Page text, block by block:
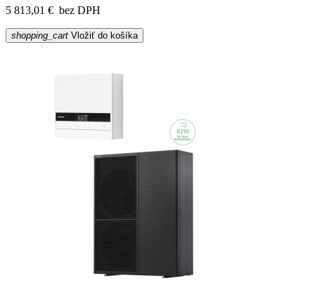
5 813,01 € bez DPH
shopping_cart Vložiť do košíka